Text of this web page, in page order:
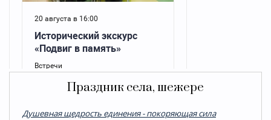
Праздник села, шежере
Душевная щедрость единения - покоряющая сила